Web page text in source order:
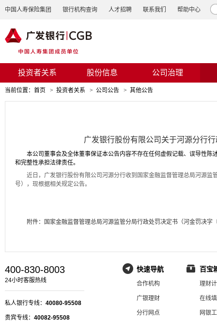
中国人寿保险集团 银行机构查询 人才招聘 联系我们 帮助中心
投资者关系 股份信息 公司治理
当前位置： 首页 > 投资者关系 > 公司公告 > 其他公告
广发银行股份有限公司关于河源分行
本公司董事会及全体董事保证本公告内容不存在任何虚假记载、误导性陈
和完整性承担法律责任。
近日，广发银行股份有限公司河源分行收到 国家金融监督管理总局河源监
号），现根据相关规定公告。
附件： 国家金融监督管理总局河源监管分局行政处罚决定书（河金罚决字
400-830-8003
24小时客服热线
私人银行专线： 40080-95508
贵宾专线： 40082-95508
快速导航
合作机构
广银理财
分行网点
百宝
理财
在线
网银